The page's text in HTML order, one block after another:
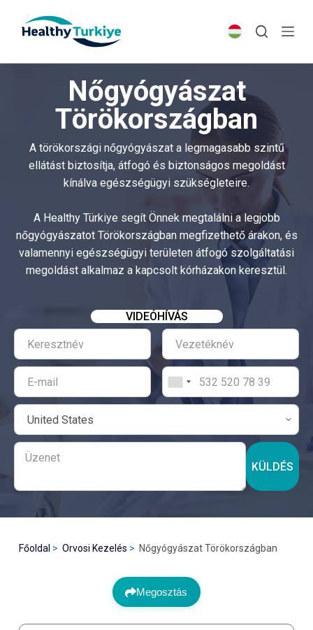
p
Nőgyógyászat
Törökországban
A törökországi nőgyógyászat a legmagasabb szintű
ellátást biztosítja, átfogó és biztonságos megoldást
kínálva egészségügyi szükségleteire.
A Healthy Türkiye segít Önnek megtalálni a legjobb
nőgyógyászatot Törökországban megfizethető árakon, és
valamennyi egészségügyi területen átfogó szolgáltatási
megoldást alkalmaz a kapcsolt kórházakon keresztül.
VIDEÓHÍVÁS
KÜLDÉS
Főoldal Orvosi Kezelés Nőgyógyászat Törökországban
Megosztás